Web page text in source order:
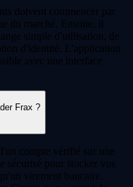
doivent commencer par
du marché. Ensuite, il
simple d'utilisation, de
d'identité. L'application
avec une interface
Frax ?
compte vérifié sur une
sécurisé pour stocker vos
virement bancaire.